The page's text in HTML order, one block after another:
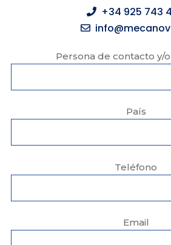
+34 925 743
Persona de contacto y/
País
Teléfono
Email